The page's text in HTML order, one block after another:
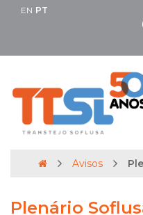
EN PT
Avisos
Plenário